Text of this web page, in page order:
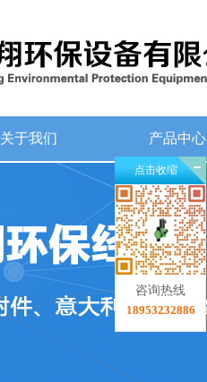
关于我们 产品中心
点击收缩
咨询热线
18953232886